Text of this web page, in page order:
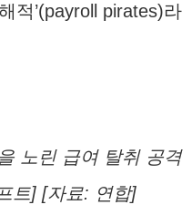
적’(payroll pirates)라
노린 급여 탈취 공격
트] [자료: 연합]